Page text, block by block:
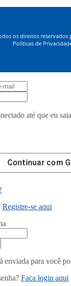
os direitos reservados
Políticas de
até que eu saia
Continuar com
Registre-se aqui
enviada para você
Faça login aqui